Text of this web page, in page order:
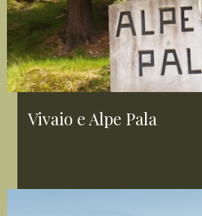
Vivaio e Alpe Pala